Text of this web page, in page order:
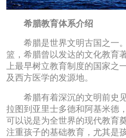
希腊教育体系介绍
希腊是世界文明古国之一
篮，希腊曾以发达的文化教育
上最早树立教育制度的国家之
及西方医学的发源地。
希腊有着深沉的文明前史见
拉图到亚里士多德和阿基米德
可以说是为全世界的现代教育
注重孩子的基础教育，尤其是